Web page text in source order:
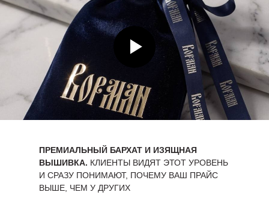
ПРЕМИАЛЬНЫЙ БАРХАТ И ИЗЯЩНАЯ
ВЫШИВКА. КЛИЕНТЫ ВИДЯТ ЭТОТ УРОВЕНЬ
И СРАЗУ ПОНИМАЮТ, ПОЧЕМУ ВАШ ПРАЙС
ВЫШЕ, ЧЕМ У ДРУГИХ